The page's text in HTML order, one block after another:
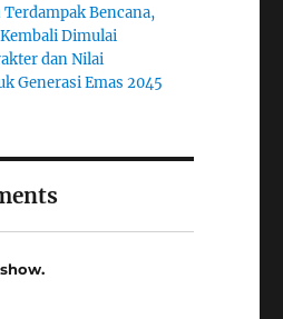
Bencana,
Dimulai
dan Nilai
Generasi Emas 2045